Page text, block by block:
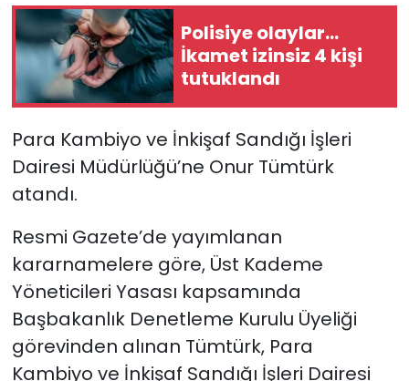
Polisiye olaylar…
İkamet izinsiz 4 kişi
tutuklandı
Para Kambiyo ve İnkişaf Sandığı İşleri
Dairesi Müdürlüğü’ne Onur Tümtürk
atandı.
Resmi Gazete’de yayımlanan
kararnamelere göre, Üst Kademe
Yöneticileri Yasası kapsamında
Başbakanlık Denetleme Kurulu Üyeliği
görevinden alınan Tümtürk, Para
Kambiyo ve İnkişaf Sandığı İşleri Dairesi
Moda
Nöbetçi Eczaneler
Otomobil Dünyası
Politika
SAĞLIK
Teknoloji
TÜRKiYE